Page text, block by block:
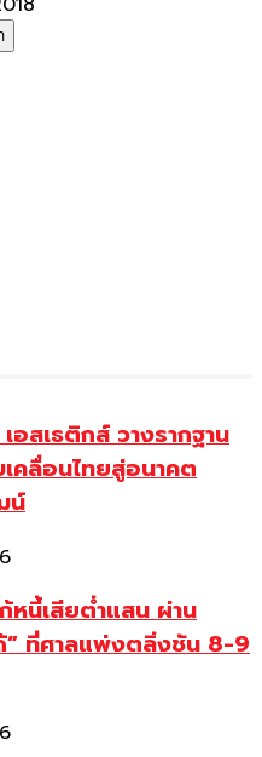
อสเธติกส์ วางรากฐาน
ลื่อนไทยสู่อนาคต
น์
หนี้เสียต่ำแสน ผ่าน
” ที่ศาลแพ่งตลิ่งชัน 8-9